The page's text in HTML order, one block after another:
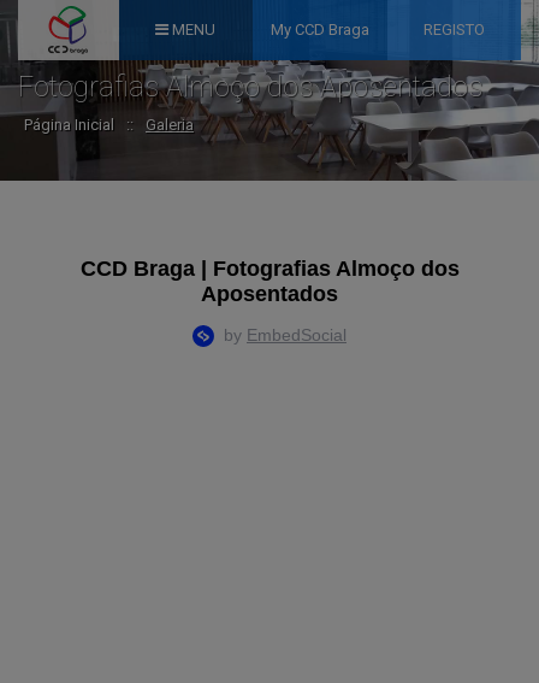
MENU My CCD Braga REGISTO
Fotografias Almoço dos Aposentados
Página Inicial :: Galeria